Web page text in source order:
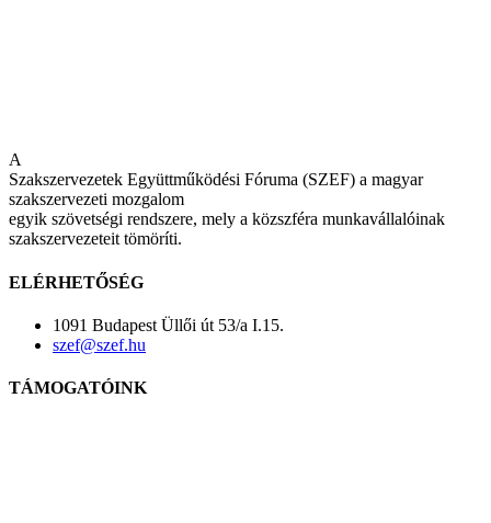
A
Szakszervezetek Együttműködési Fóruma (SZEF) a magyar
szakszervezeti mozgalom
egyik szövetségi rendszere, mely a közszféra munkavállalóinak
szakszervezeteit tömöríti.
ELÉRHETŐSÉG
1091 Budapest Üllői út 53/a I.15.
szef@szef.hu
TÁMOGATÓINK